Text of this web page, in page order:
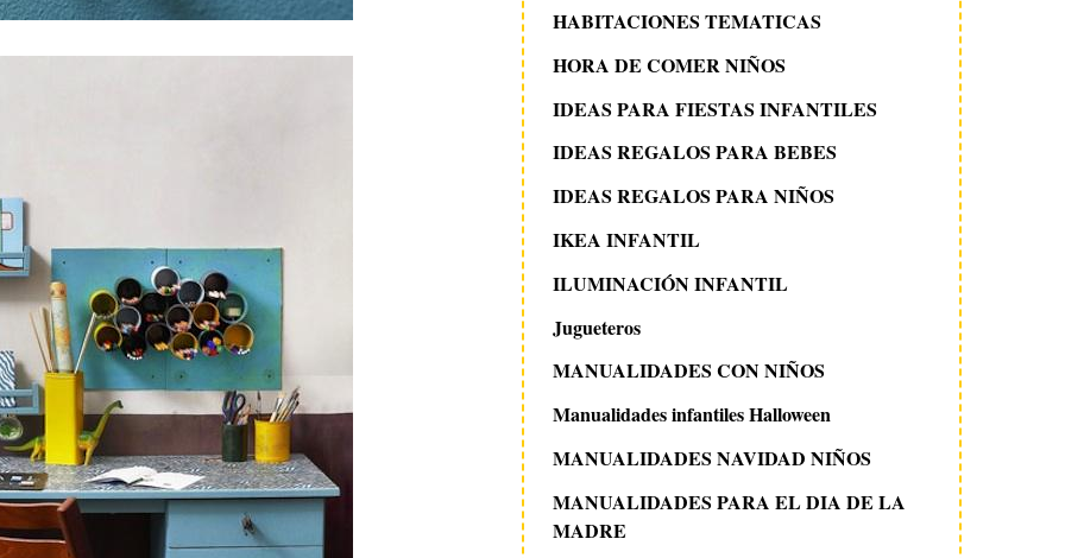
HABITACIONES TEMATICAS
HORA DE COMER NIÑOS
IDEAS PARA FIESTAS INFANTILES
IDEAS REGALOS PARA BEBES
IDEAS REGALOS PARA NIÑOS
IKEA INFANTIL
ILUMINACIÓN INFANTIL
Jugueteros
MANUALIDADES CON NIÑOS
Manualidades infantiles Halloween
MANUALIDADES NAVIDAD NIÑOS
MANUALIDADES PARA EL DIA DE LA
MADRE